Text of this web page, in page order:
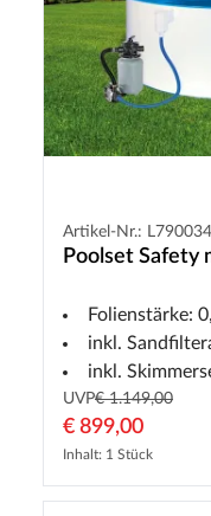
Artikel-Nr.:
Poolset Safety
Folienstärke:
inkl.
inkl.
UVP€ 1.149,00
€ 899,00
Inhalt: 1 Stück